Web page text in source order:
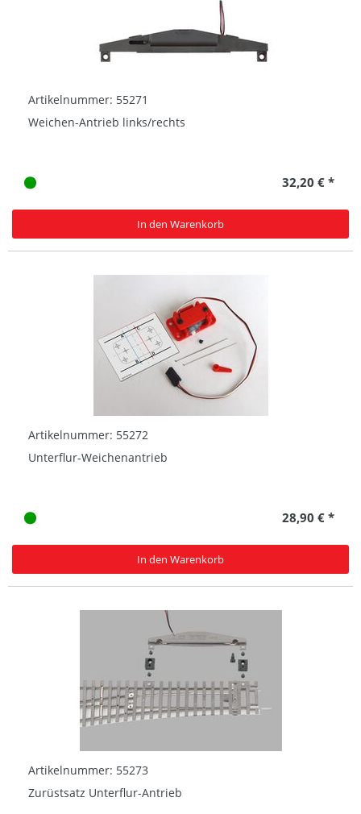
Artikelnummer: 55271
Weichen-Antrieb links/rechts
32,20 € *
In den Warenkorb
Artikelnummer: 55272
Unterflur-Weichenantrieb
28,90 € *
In den Warenkorb
Artikelnummer: 55273
Zurüstsatz Unterflur-Antrieb